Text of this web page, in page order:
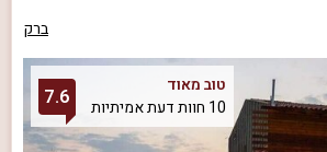
ברק
טוב מאוד
10 חוות דעת אמיתיות
7.6